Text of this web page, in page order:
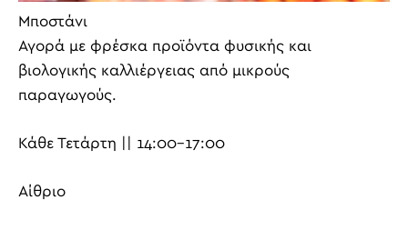
Μποστάνι
Αγορά με φρέσκα προϊόντα φυσικής και
βιολογικής καλλιέργειας από μικρούς
παραγωγούς.
Κάθε Τετάρτη || 14:00-17:00
Αίθριο